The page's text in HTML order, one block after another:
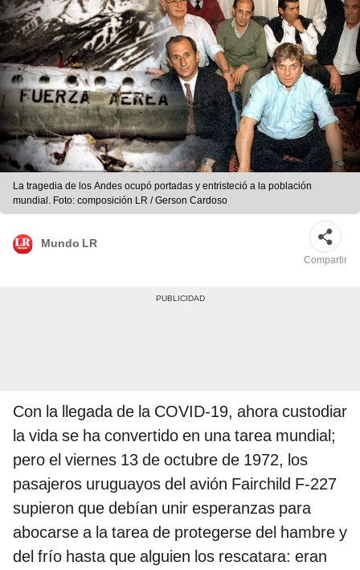
La tragedia de los Andes ocupó portadas y entristeció a la población
mundial. Foto: composición LR / Gerson Cardoso
Mundo LR
Compartir
Con la llegada de la COVID-19, ahora custodiar
la vida se ha convertido en una tarea mundial;
pero el viernes 13 de octubre de 1972, los
pasajeros uruguayos del avión Fairchild F-227
supieron que debían unir esperanzas para
abocarse a la tarea de protegerse del hambre y
del frío hasta que alguien los rescatara: eran